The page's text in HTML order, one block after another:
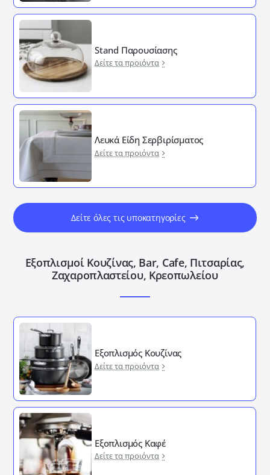
Stand Παρουσίασης
Δείτε τα προιόντα
Λευκά Είδη Σερβιρίσματος
Δείτε τα προιόντα
Δείτε όλες τις υποκατηγορίες
Εξοπλισμοί Κουζίνας, Bar, Cafe, Πιτσαρίας,
Ζαχαροπλαστείου, Κρεοπωλείου
Εξοπλισμός Κουζίνας
Δείτε τα προιόντα
Εξοπλισμός Καφέ
Δείτε τα προιόντα